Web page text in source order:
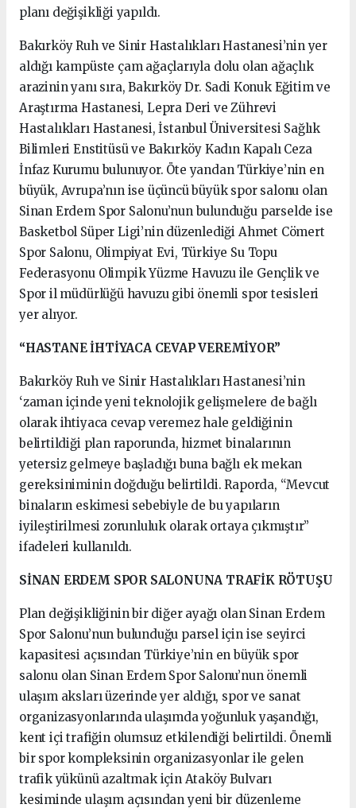
planı değişikliği yapıldı.
Bakırköy Ruh ve Sinir Hastalıkları Hastanesi’nin yer
aldığı kampüste çam ağaçlarıyla dolu olan ağaçlık
arazinin yanı sıra, Bakırköy Dr. Sadi Konuk Eğitim ve
Araştırma Hastanesi, Lepra Deri ve Zührevi
Hastalıkları Hastanesi, İstanbul Üniversitesi Sağlık
Bilimleri Enstitüsü ve Bakırköy Kadın Kapalı Ceza
İnfaz Kurumu bulunuyor. Öte yandan Türkiye’nin en
büyük, Avrupa’nın ise üçüncü büyük spor salonu olan
Sinan Erdem Spor Salonu’nun bulunduğu parselde ise
Basketbol Süper Ligi’nin düzenlediği Ahmet Cömert
Spor Salonu, Olimpiyat Evi, Türkiye Su Topu
Federasyonu Olimpik Yüzme Havuzu ile Gençlik ve
Spor il müdürlüğü havuzu gibi önemli spor tesisleri
yer alıyor.
“HASTANE İHTİYACA CEVAP VEREMİYOR”
Bakırköy Ruh ve Sinir Hastalıkları Hastanesi’nin
‘zaman içinde yeni teknolojik gelişmelere de bağlı
olarak ihtiyaca cevap veremez hale geldiğinin
belirtildiği plan raporunda, hizmet binalarının
yetersiz gelmeye başladığı buna bağlı ek mekan
gereksiniminin doğduğu belirtildi. Raporda, “Mevcut
binaların eskimesi sebebiyle de bu yapıların
iyileştirilmesi zorunluluk olarak ortaya çıkmıştır”
ifadeleri kullanıldı.
SİNAN ERDEM SPOR SALONUNA TRAFİK RÖTUŞU
Plan değişikliğinin bir diğer ayağı olan Sinan Erdem
Spor Salonu’nun bulunduğu parsel için ise seyirci
kapasitesi açısından Türkiye’nin en büyük spor
salonu olan Sinan Erdem Spor Salonu’nun önemli
ulaşım aksları üzerinde yer aldığı, spor ve sanat
organizasyonlarında ulaşımda yoğunluk yaşandığı,
kent içi trafiğin olumsuz etkilendiği belirtildi. Önemli
bir spor kompleksinin organizasyonlar ile gelen
trafik yükünü azaltmak için Ataköy Bulvarı
kesiminde ulaşım açısından yeni bir düzenleme